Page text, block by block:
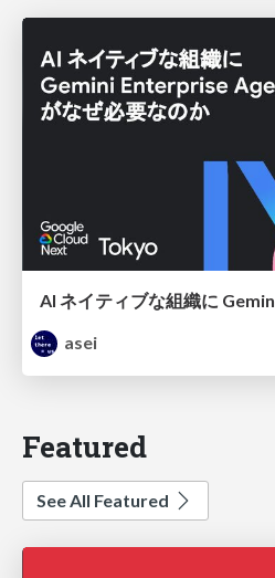
asei
Featured
See All Featured